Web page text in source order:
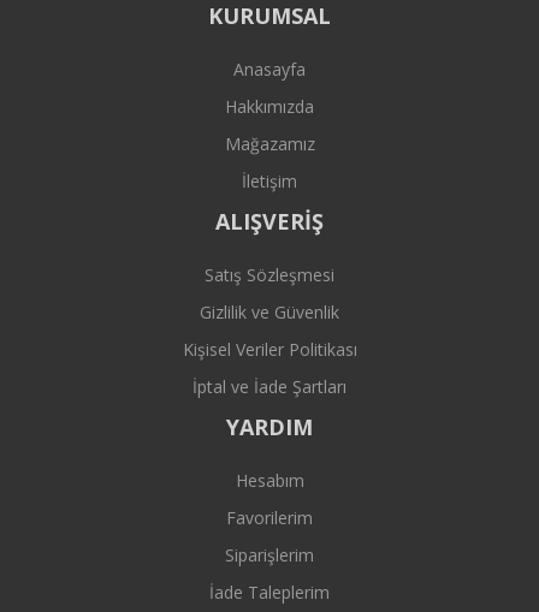
KURUMSAL
Anasayfa
Hakkımızda
Mağazamız
İletişim
ALIŞVERİŞ
Satış Sözleşmesi
Gizlilik ve Güvenlik
Kişisel Veriler Politikası
İptal ve İade Şartları
YARDIM
Hesabım
Favorilerim
Siparişlerim
İade Taleplerim